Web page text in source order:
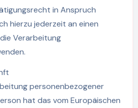
in Anspruch
hierzu jederzeit an einen
Verarbeitung
personenbezogener
hat das vom Europäischen